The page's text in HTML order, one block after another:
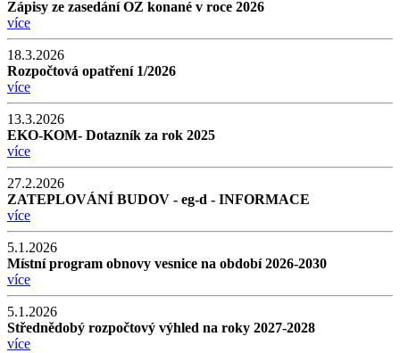
Zápisy ze zasedání OZ konané v roce 2026
více
18.3.2026
Rozpočtová opatření 1/2026
více
13.3.2026
EKO-KOM- Dotazník za rok 2025
více
27.2.2026
ZATEPLOVÁNÍ BUDOV - eg-d - INFORMACE
více
5.1.2026
Místní program obnovy vesnice na období 2026-2030
více
5.1.2026
Střednědobý rozpočtový výhled na roky 2027-2028
více